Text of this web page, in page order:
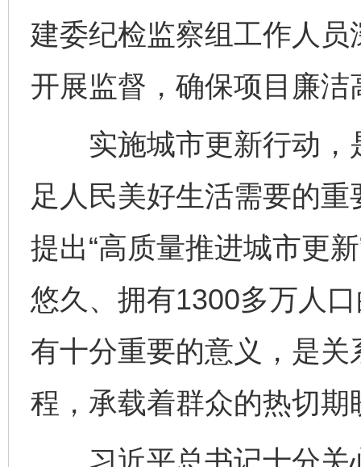
建委纪检监察组工作人
开展监督，确保项目廉
实施城市更新行动，
足人民美好生活需要的重
提出“高质量推进城市更
悠久、拥有1300多万人
有十分重要的意义，是
程，承载着群众的热切期